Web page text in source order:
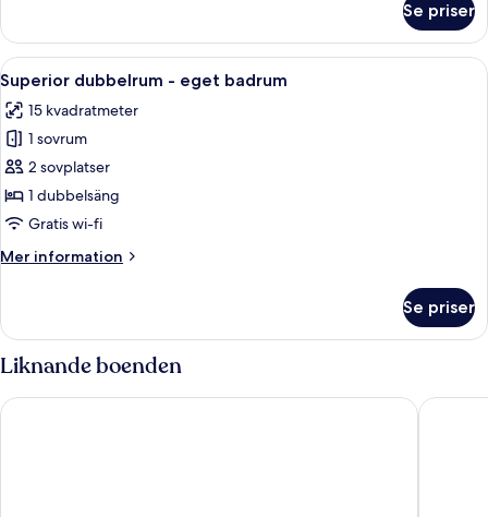
Standard
eget
badrum
Se priser
Öppna
alla
foton
för
Superior
dubbelrum
-
badrum
Ett hotellrum med en stor säng, två
12
Superior dubbelrum - eget badrum
15 kvadratmeter
1 sovrum
2 sovplatser
1 dubbelsäng
Gratis wi-fi
Mer information
Mer
dubbelrum
eget
Se priser
Liknande boenden
Byron Hotel London Reem